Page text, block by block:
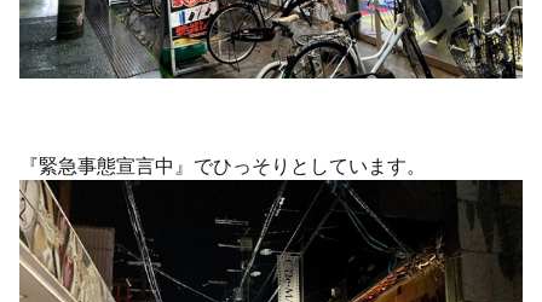
『緊急事態宣言中』でひっそりとしています。